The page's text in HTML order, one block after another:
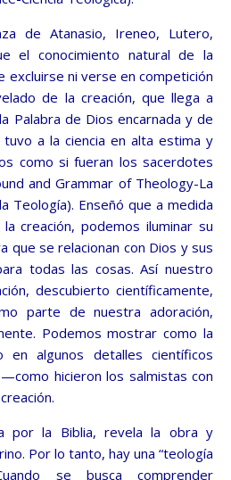
de Atanasio, Ireneo, Lutero,
el conocimiento natural de la
excluirse ni verse en competición
de la creación, que llega a
Palabra de Dios encarnada y de
tuvo a la ciencia en alta estima y
como si fueran los sacerdotes
and Grammar of Theology-La
Teología). Enseñó que a medida
creación, podemos iluminar su
que se relacionan con Dios y sus
todas las cosas. Así nuestro
descubierto científicamente,
parte de nuestra adoración,
Podemos mostrar como la
en algunos detalles científicos
hicieron los salmistas con
por la Biblia, revela la obra y
Por lo tanto, hay una “teología
se busca comprender